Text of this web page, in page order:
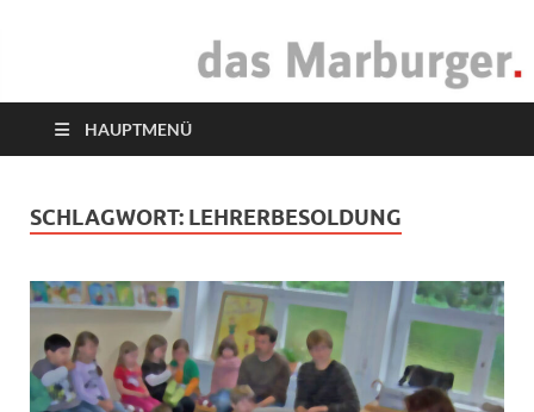
das Marburger.
HAUPTMENÜ
SCHLAGWORT: LEHRERBESOLDUNG